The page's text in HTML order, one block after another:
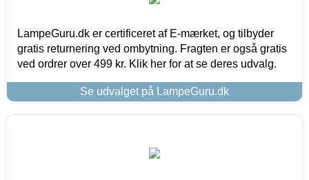
LampeGuru.dk er certificeret af E-mærket, og tilbyder
gratis returnering ved ombytning. Fragten er også gratis
ved ordrer over 499 kr. Klik her for at se deres udvalg.
Se udvalget på LampeGuru.dk